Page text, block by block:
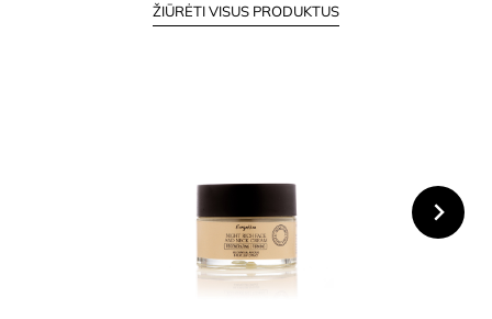
ŽIŪRĖTI VISUS PRODUKTUS